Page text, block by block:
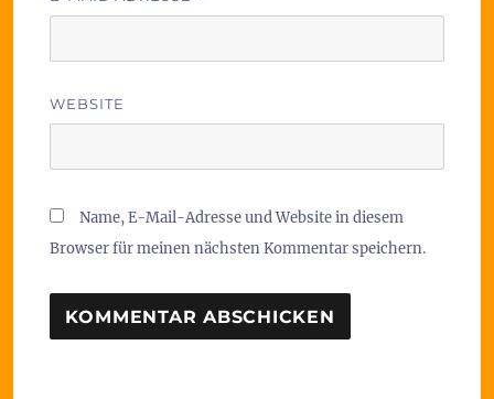
WEBSITE
Name, E-Mail-Adresse und Website in diesem
Browser für meinen nächsten Kommentar speichern.